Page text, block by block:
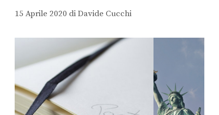
15 Aprile 2020 diDavide Cucchi